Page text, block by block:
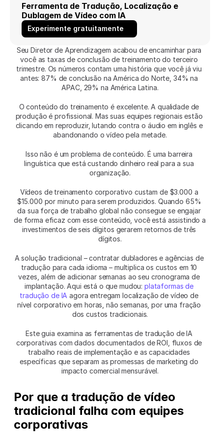
Ferramenta de Tradução, Localização e
Dublagem de Vídeo com IA
Experimente gratuitamente
Seu Diretor de Aprendizagem acabou de encaminhar para
você as taxas de conclusão de treinamento do terceiro
trimestre. Os números contam uma história que você já viu
antes: 87% de conclusão na América do Norte, 34% na
APAC, 29% na América Latina.
O conteúdo do treinamento é excelente. A qualidade de
produção é profissional. Mas suas equipes regionais estão
clicando em reproduzir, lutando contra o áudio em inglês e
abandonando o vídeo pela metade.
Isso não é um problema de conteúdo. É uma barreira
linguística que está custando dinheiro real para a sua
organização.
Vídeos de treinamento corporativo custam de $3.000 a
$15.000 por minuto para serem produzidos. Quando 65%
da sua força de trabalho global não consegue se engajar
de forma eficaz com esse conteúdo, você está assistindo a
investimentos de seis dígitos gerarem retornos de três
dígitos.
A solução tradicional – contratar dubladores e agências de
tradução para cada idioma – multiplica os custos em 10
vezes, além de adicionar semanas ao seu cronograma de
implantação. Aqui está o que mudou: plataformas de
tradução de IA agora entregam localização de vídeo de
nível corporativo em horas, não semanas, por uma fração
dos custos tradicionais.
Este guia examina as ferramentas de tradução de IA
corporativas com dados documentados de ROI, fluxos de
trabalho reais de implementação e as capacidades
específicas que separam as promessas de marketing do
impacto comercial mensurável.
Por que a tradução de vídeo
tradicional falha com equipes
corporativas